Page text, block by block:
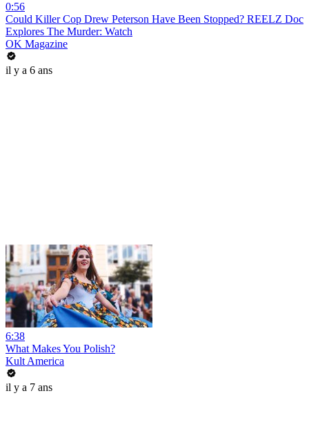
0:56
Could Killer Cop Drew Peterson Have Been Stopped? REELZ Doc
Explores The Murder: Watch
OK Magazine
il y a 6 ans
6:38
What Makes You Polish?
Kult America
il y a 7 ans